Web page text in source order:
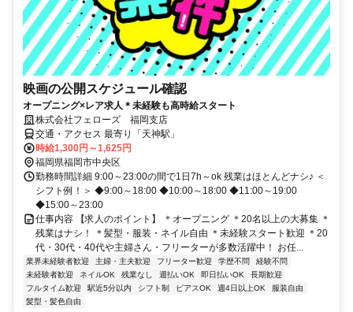
映画の公開スケジュール確認
オープニング×レア求人＊未経験も高時給スタート
株式会社フェローズ 福岡支店
交通・アクセス 最寄り「天神駅」
時給1,300円～1,625円
福岡県福岡市中央区
勤務時間詳細 9:00～23:00の間で1日7h～ok 残業はほとんどナシ♪ ＜
シフト例！＞ ◆9:00～18:00 ◆10:00～18:00 ◆11:00～19:00
◆15:00～23:00
仕事内容 【求人のポイント】 ＊オープニング ＊20名以上の大募集 ＊
残業はナシ！ ＊髪型・服装・ネイル自由 ＊未経験スタート歓迎 ＊20
代・30代・40代や主婦さん・フリーターが多数活躍中！ お任...
業界未経験者歓迎 主婦・主夫歓迎 フリーター歓迎 学歴不問
経験不問
未経験者歓迎
ネイルOK 残業なし 週払いOK 即日払いOK
長期歓迎
フルタイム歓迎
駅近5分以内 シフト制 ピアスOK 週4日以上OK
服装自由
髪型・髪色自由